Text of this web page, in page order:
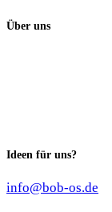
Über uns
Ideen für uns?
info@bob-os.de